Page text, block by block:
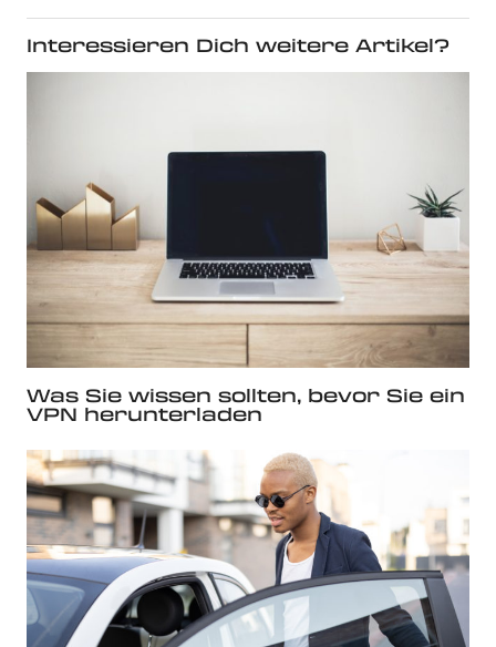
Interessieren Dich weitere Artikel?
Was Sie wissen sollten, bevor Sie ein
VPN herunterladen